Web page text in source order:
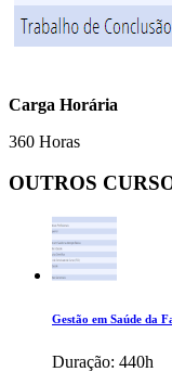
Carga Horária
360 Horas
OUTROS
Gestão em Saúde da
Duração: 440h